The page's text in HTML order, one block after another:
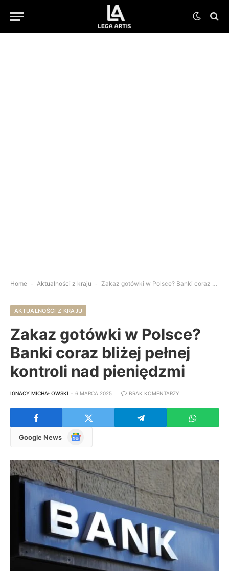
Home - Aktualności z kraju - Zakaz gotówki w Polsce? Banki coraz bliżej pełnej kontroli nad pieniędzmi
AKTUALNOŚCI Z KRAJU
Zakaz gotówki w Polsce?
Banki coraz bliżej pełnej
kontroli nad pieniędzmi
IGNACY MICHAŁOWSKI 6 MARCA 2025 BRAK KOMENTARZY
Google News
Google